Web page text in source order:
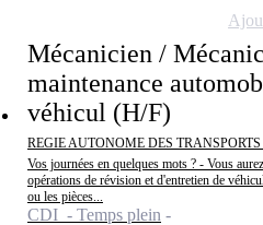
Mécanicien /
maintenance
véhicul (H/F)
REGIE AUTONOME DES
Vos journées en quelques mots ? - Vous
opérations de révision et d'entretien de
ou les pièces...
CDI - Temps plein